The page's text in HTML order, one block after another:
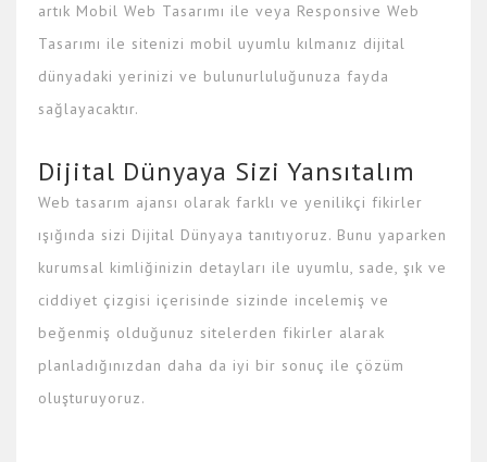
artık Mobil Web Tasarımı ile veya Responsive Web
Tasarımı ile sitenizi mobil uyumlu kılmanız dijital
dünyadaki yerinizi ve bulunurluluğunuza fayda
sağlayacaktır.
Dijital Dünyaya Sizi Yansıtalım
Web tasarım ajansı olarak farklı ve yenilikçi fikirler
ışığında sizi Dijital Dünyaya tanıtıyoruz. Bunu yaparken
kurumsal kimliğinizin detayları ile uyumlu, sade, şık ve
ciddiyet çizgisi içerisinde sizinde incelemiş ve
beğenmiş olduğunuz sitelerden fikirler alarak
planladığınızdan daha da iyi bir sonuç ile çözüm
oluşturuyoruz.